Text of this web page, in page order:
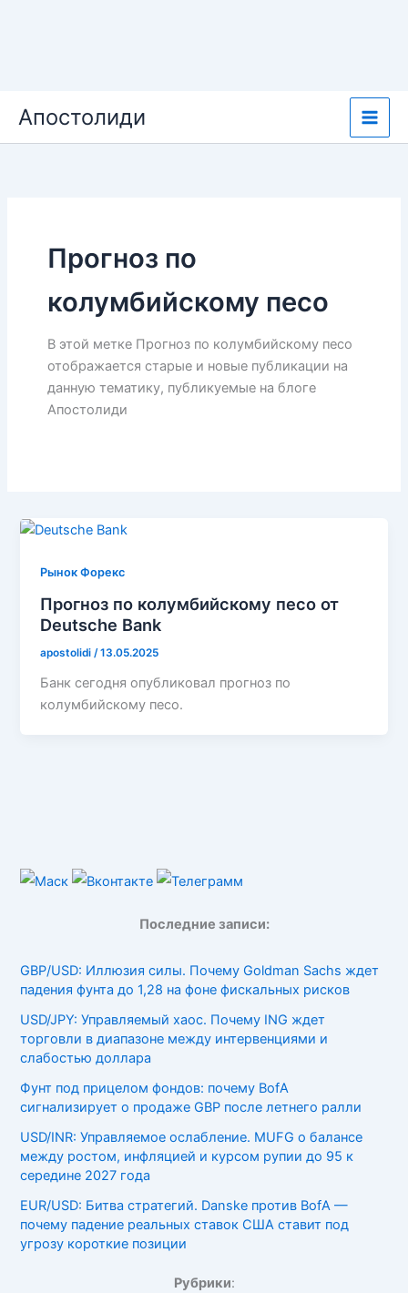
содержимому
Апостолиди
Прогноз по
колумбийскому песо
В этой метке Прогноз по колумбийскому песо
отображается старые и новые публикации на
данную тематику, публикуемые на блоге
Апостолиди
Рынок Форекс
Прогноз по колумбийскому песо от
Deutsche Bank
apostolidi /13.05.2025
Банк сегодня опубликовал прогноз по
колумбийскому песо.
Последние записи:
GBP/USD: Иллюзия силы. Почему Goldman Sachs ждет
падения фунта до 1,28 на фоне фискальных рисков
USD/JPY: Управляемый хаос. Почему ING ждет
торговли в диапазоне между интервенциями и
слабостью доллара
Фунт под прицелом фондов: почему BofA
сигнализирует о продаже GBP после летнего ралли
USD/INR: Управляемое ослабление. MUFG о балансе
между ростом, инфляцией и курсом рупии до 95 к
середине 2027 года
EUR/USD: Битва стратегий. Danske против BofA —
почему падение реальных ставок США ставит под
угрозу короткие позиции
Рубрики: